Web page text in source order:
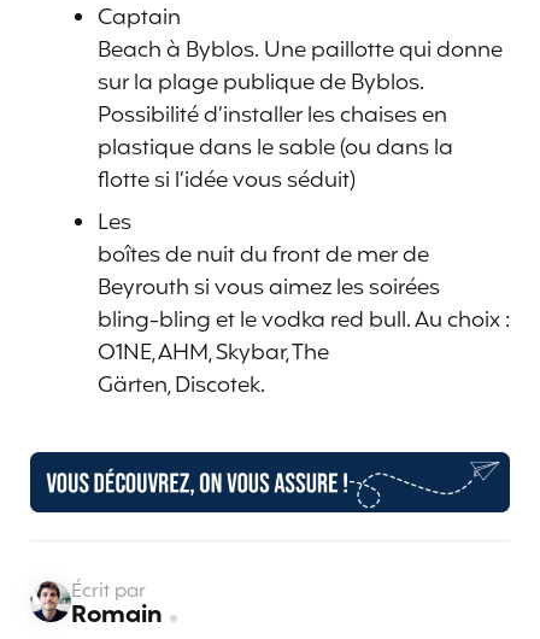
Captain
Beach à Byblos. Une paillotte qui donne
sur la plage publique de Byblos.
Possibilité d’installer les chaises en
plastique dans le sable (ou dans la
flotte si l’idée vous séduit)
Les
boîtes de nuit du front de mer de
Beyrouth si vous aimez les soirées
bling-bling et le vodka red bull. Au choix :
O1NE, AHM, Skybar, The
Gärten, Discotek.
Écrit par
Romain